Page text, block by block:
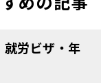
労ビザ・年